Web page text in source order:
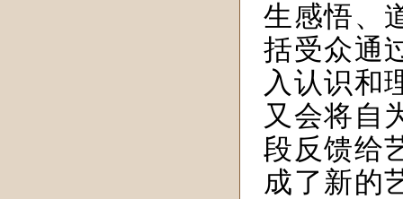
生感悟、
括受众通
入认识和
又会将自
段反馈给
成了新的